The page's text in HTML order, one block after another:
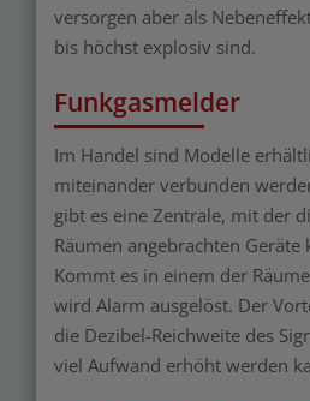
versorgen aber als
bis höchst explosiv sind.
Funkgasmelder
Im Handel sind Modelle
miteinander verbunden
gibt es eine Zentrale, mit der
Räumen angebrachten
Kommt es in einem der
wird Alarm ausgelöst. Der
die Dezibel-Reichweite des
viel Aufwand erhöht werden